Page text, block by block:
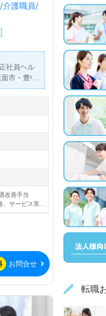
介護職員/
社員ヘル
市・豊中
リアです｡
フもしっ
改善手当
、サービス実
用期間中の給
お問合せ
転職